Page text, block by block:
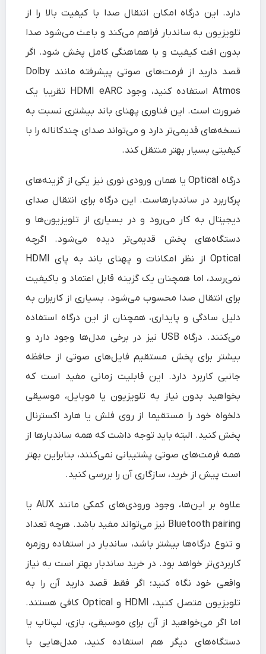
دارد. این درگاه امکان انتقال صدا با کیفیت بالا را از
تلویزیون به ساندبار فراهم می‌کند و باعث می‌شود صدا
بدون افت کیفیت و با هماهنگی کامل پخش شود. اگر
قصد دارید از فرمت‌های صوتی پیشرفته مانند Dolby
Atmos استفاده کنید، وجود HDMI eARC تقریبا یک
ضرورت است. این فناوری پهنای باند بیشتری نسبت به
نسخه‌های قدیمی‌تر دارد و می‌تواند صدای چندکاناله را با
کیفیتی بسیار بهتر منتقل کند.
درگاه Optical یا همان ورودی نوری نیز یکی از گزینه‌های
پرکاربرد در ساندبارهاست. این درگاه برای انتقال صدای
دیجیتال به کار می‌رود و در بسیاری از تلویزیون‌ها و
دستگاه‌های پخش قدیمی‌تر دیده می‌شود. اگرچه
Optical از نظر امکانات و پهنای باند به پای HDMI
نمی‌رسد، اما همچنان یک گزینه قابل اعتماد و باکیفیت
برای انتقال صدا محسوب می‌شود. بسیاری از کاربران به
دلیل سادگی و پایداری، همچنان از این درگاه استفاده
می‌کنند. درگاه USB نیز در برخی مدل‌ها وجود دارد و
بیشتر برای پخش مستقیم فایل‌های صوتی از حافظه
جانبی کاربرد دارد. این قابلیت زمانی مفید است که
بخواهید بدون نیاز به تلویزیون یا موبایل، موسیقی
دلخواه خود را مستقیما از روی فلش یا هارد اکسترنال
پخش کنید. البته باید توجه داشت که همه ساندبارها از
همه فرمت‌های صوتی پشتیبانی نمی‌کنند، بنابراین بهتر
است پیش از خرید، سازگاری آن را بررسی کنید.
علاوه بر این‌ها، وجود ورودی‌های کمکی مانند AUX یا
Bluetooth pairing نیز می‌تواند مفید باشد. هرچه تعداد
و تنوع درگاه‌ها بیشتر باشد، ساندبار در استفاده روزمره
کاربردی‌تر خواهد بود. در خرید ساندبار بهتر است به نیاز
واقعی خود نگاه کنید؛ اگر فقط قصد دارید آن را به
تلویزیون متصل کنید، HDMI و Optical کافی هستند.
اما اگر می‌خواهید از آن برای موسیقی، بازی، لپ‌تاپ یا
دستگاه‌های دیگر هم استفاده کنید، مدل‌هایی با